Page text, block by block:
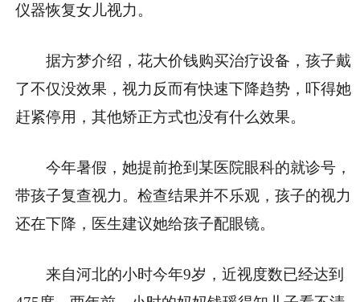
仪器恢复女儿视力。
据方梦介绍，花大价钱购买治疗设备，孩子戴
了不仅没效果，视力反而有快速下降趋势，吓得她
赶紧停用，其他矫正方式也没有什么效果。
今年暑假，她提前抢到某医院眼科的就诊号，
带孩子复查视力。检查结果并不乐观，孩子的视力
还在下降，医生建议她给孩子配眼镜。
来自河北的小时今年9岁，近视度数已经达到